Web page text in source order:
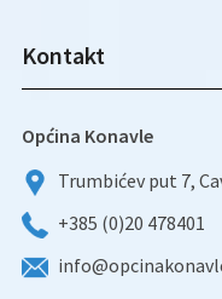
Kontakt
Općina Konavle
Trumbićev put 7,
+385 (0)20 478401